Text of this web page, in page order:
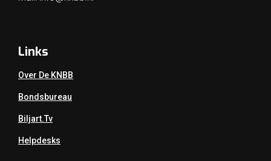
Links
Over De KNBB
Bondsbureau
Biljart.tv
Helpdesks